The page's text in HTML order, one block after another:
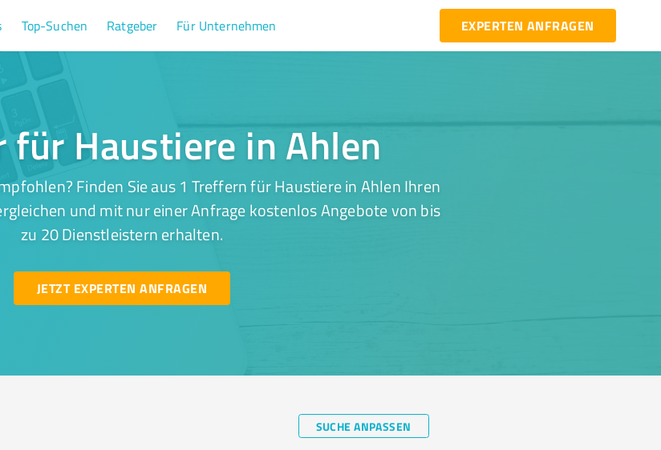
Top-Suchen Ratgeber Für Unternehmen EXPERTEN ANFRAGEN
für Haustiere in Ahlen
Finden Sie aus 1 Treffern für Haustiere in Ahlen Ihren
und mit nur einer Anfrage kostenlos Angebote von bis
zu 20 Dienstleistern erhalten.
JETZT EXPERTEN ANFRAGEN
SUCHE ANPASSEN